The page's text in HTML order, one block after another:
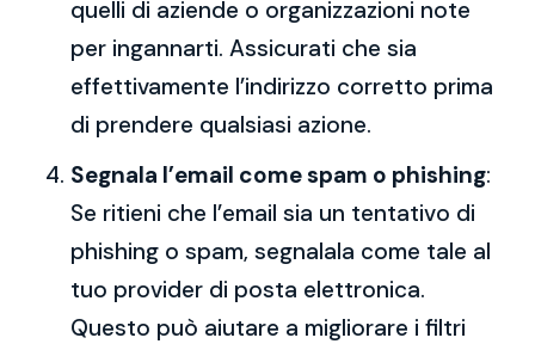
quelli di aziende o organizzazioni note
per ingannarti. Assicurati che sia
effettivamente l’indirizzo corretto prima
di prendere qualsiasi azione.
Segnala l’email come spam o phishing:
Se ritieni che l’email sia un tentativo di
phishing o spam, segnalala come tale al
tuo provider di posta elettronica.
Questo può aiutare a migliorare i filtri